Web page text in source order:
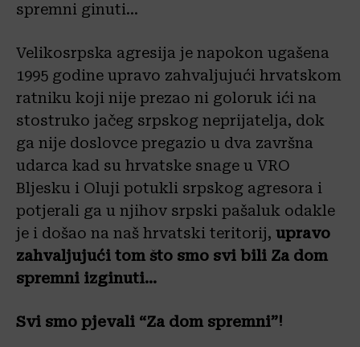
spremni ginuti…
Velikosrpska agresija je napokon ugašena
1995 godine upravo zahvaljujući hrvatskom
ratniku koji nije prezao ni goloruk ići na
stostruko jačeg srpskog neprijatelja, dok
ga nije doslovce pregazio u dva završna
udarca kad su hrvatske snage u VRO
Bljesku i Oluji potukli srpskog agresora i
potjerali ga u njihov srpski pašaluk odakle
je i došao na naš hrvatski teritorij, upravo
zahvaljujući tom što smo svi bili Za dom
spremni izginuti…
Svi smo pjevali “Za dom spremni”!